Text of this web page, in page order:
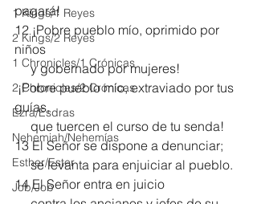
1 Kings/1 Reyes
2 Kings/2 Reyes
1 Chronicles/1 Crónicas
2 Chronicles/2 Crónicas
Ezra/Esdras
Nehemiah/Nehemías
Esther/Ester
Job/Job
pagará!
12 ¡Pobre pueblo mío, oprimido por
niños
     y gobernado por mujeres!
¡Pobre pueblo mío, extraviado por tus
guías,
     que tuercen el curso de tu senda!
13 El Señor se dispone a denunciar;
     se levanta para enjuiciar al pueblo.
14 El Señor entra en juicio